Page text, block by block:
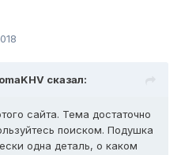
сказал:
сайта. Тема достаточно
поиском. Подушка
одна деталь, о каком